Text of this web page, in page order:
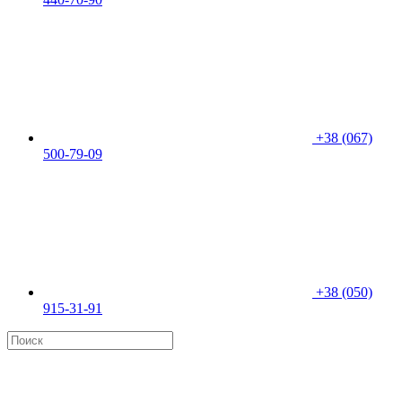
+38 (067)
500-79-09
+38 (050)
915-31-91